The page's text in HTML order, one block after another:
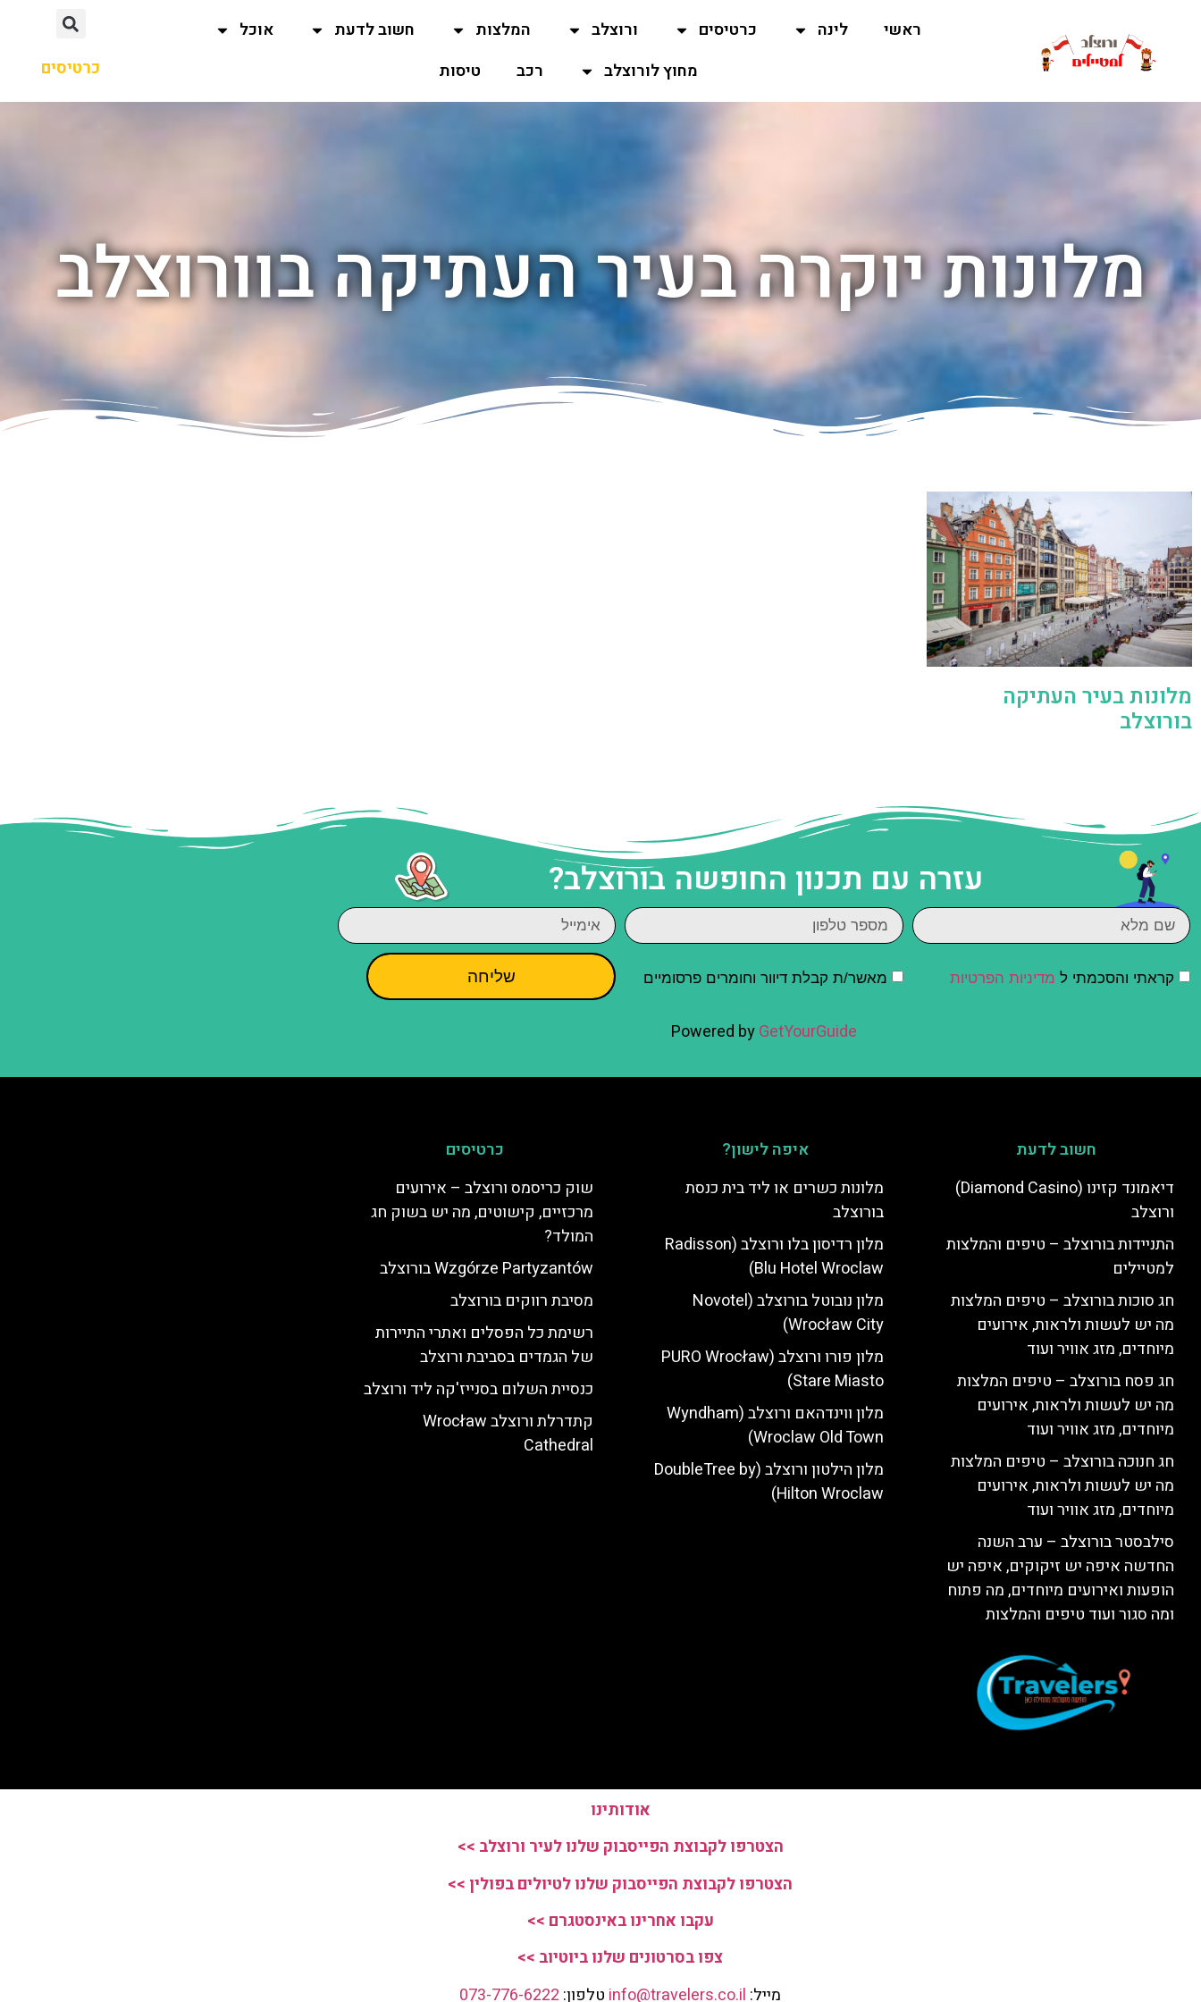
ראשי לינה כרטיסים ורוצלב המלצות חשוב לדעת
אוכל
מחוץ לורוצלב
רכב טיסות כרטיסים
מלונות יוקרה בעיר העתיקה בוורוצלב
מלונות בעיר העתיקה
בורוצלב
עזרה עם תכנון החופשה בורוצלב?
קראתי והסכמתי ל מדיניות הפרטיות מאשר/ת קבלת דיוור וחומרים פרסומיים שליחה
Powered byGetYourGuide
חשוב לדעת
דיאמונד קזינו (Diamond Casino)
ורוצלב
התניידות בורוצלב – טיפים והמלצות
למטיילים
חג סוכות בורוצלב – טיפים המלצות
מה יש לעשות ולראות, אירועים
מיוחדים, מזג אוויר ועוד
חג פסח בורוצלב – טיפים המלצות
מה יש לעשות ולראות, אירועים
מיוחדים, מזג אוויר ועוד
חג חנוכה בורוצלב – טיפים המלצות
מה יש לעשות ולראות, אירועים
מיוחדים, מזג אוויר ועוד
סילבסטר בורוצלב – ערב השנה
החדשה איפה יש זיקוקים, איפה יש
הופעות ואירועים מיוחדים, מה פתוח
ומה סגור ועוד טיפים והמלצות
איפה לישון?
מלונות כשרים או ליד בית כנסת
בורוצלב
מלון רדיסון בלו ורוצלב (Radisson
Blu Hotel Wroclaw)
מלון נובוטל בורוצלב (Novotel
Wrocław City)
מלון פורו ורוצלב (PURO Wrocław
Stare Miasto)
מלון ווינדהאם ורוצלב (Wyndham
Wroclaw Old Town)
מלון הילטון ורוצלב (DoubleTree by
Hilton Wroclaw)
כרטיסים
שוק כריסמס ורוצלב – אירועים
מרכזיים, קישוטים, מה יש בשוק חג
המולד?
Wzgórze Partyzantów בורוצלב
מסיבת רווקים בורוצלב
רשימת כל הפסלים ואתרי התיירות
של הגמדים בסביבת ורוצלב
כנסיית השלום בסנייז'קה ליד ורוצלב
‎קתדרלת ורוצלב Wrocław
Cathedral
אודותינו
הצטרפו לקבוצת הפייסבוק שלנו לעיר ורוצלב >>
הצטרפו לקבוצת הפייסבוק שלנו לטיולים בפולין >>
עקבו אחרינו באינסטגרם >>
צפו בסרטונים שלנו ביוטיוב >>
מייל:
טלפון: 073-776-6222